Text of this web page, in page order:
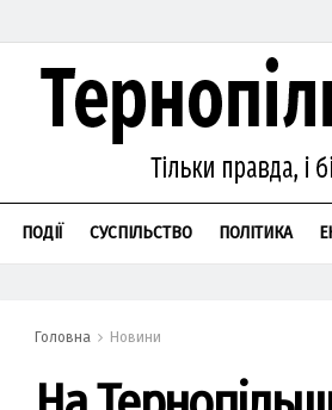
ПОДІЇ СУСПІЛЬСТВО ПОЛІТИКА
Головна Новини